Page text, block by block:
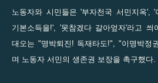
노동자와 시민들은 '부자천국 서민지옥', '
기본소득을!', '못참겠다 갈아엎자'라고 씌
대오는 "명박퇴진! 독재타도!", "이명박정
며 노동자 서민의 생존권 보장을 촉구했다.